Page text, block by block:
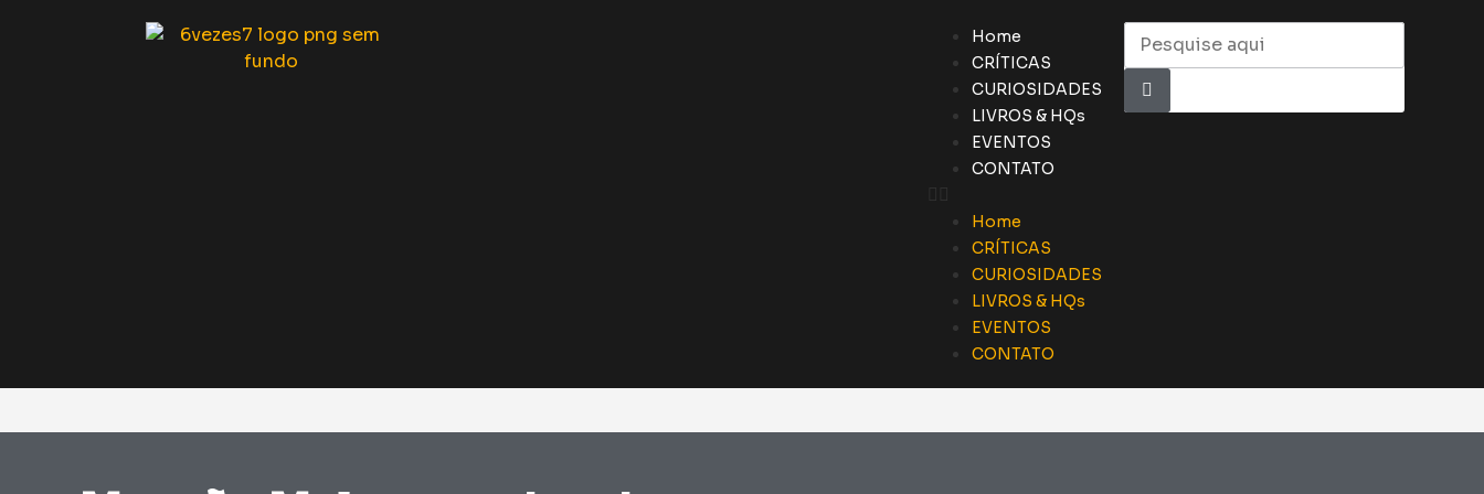
Home
CRÍTICAS
CURIOSIDADES
LIVROS & HQs
EVENTOS
CONTATO
Home
CRÍTICAS
CURIOSIDADES
LIVROS & HQs
EVENTOS
CONTATO